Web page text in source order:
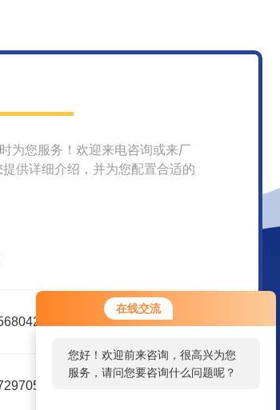
在线交流
您好！欢迎前来咨询，很高兴为您
服务，请问您要咨询什么问题呢？
为您服务！欢迎来电咨询或来厂
供详细介绍，并为您配置合适的